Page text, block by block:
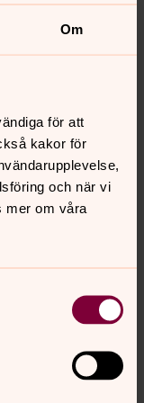
Om
för att
kakor för
och när vi
mer om våra